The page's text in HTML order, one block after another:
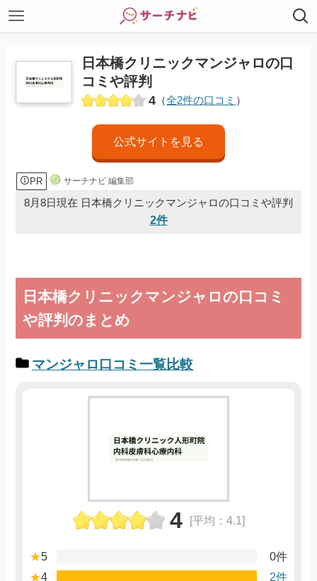
日本橋クリニックマンジャロの口
コミや評判
4 （全2件の口コミ ）
公式サイトを見る
PR サーチナビ 編集部
8月8日現在 日本橋クリニックマンジャロの口コミや評判
2件
日本橋クリニックマンジャロの口コミ
や評判のまとめ
マンジャロ口コミ一覧比較
4 [平均：4.1]
★5
0件
★4
2件